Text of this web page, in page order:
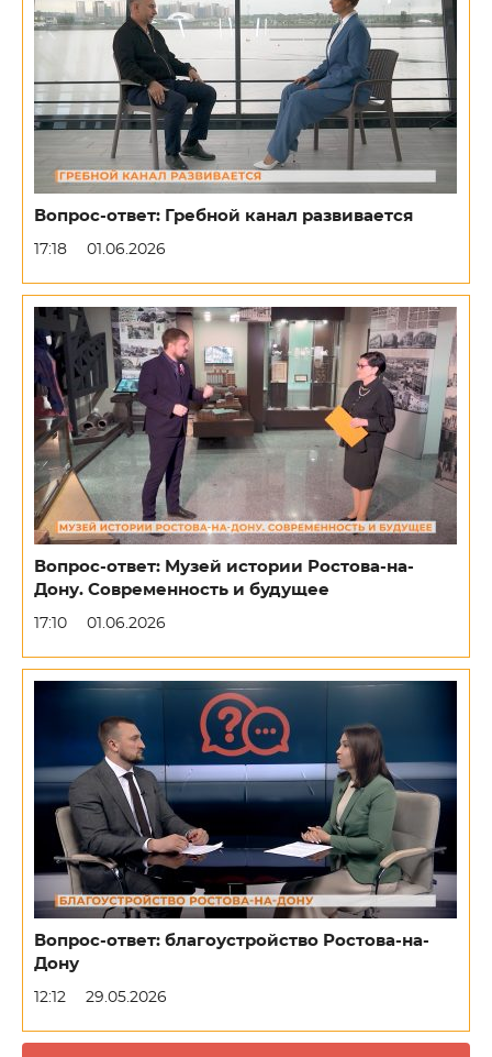
Вопрос-ответ: Гребной канал развивается
17:18 01.06.2026
Вопрос-ответ: Музей истории Ростова-на-
Дону. Современность и будущее
17:10 01.06.2026
Вопрос-ответ: благоустройство Ростова-на-
Дону
12:12 29.05.2026